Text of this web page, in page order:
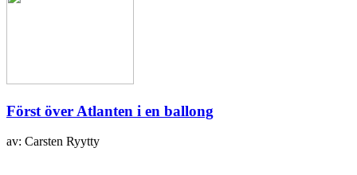
Först över Atlanten i en ballong
av: Carsten Ryytty